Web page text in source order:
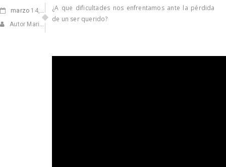
marzo 14, 2018
Autor Marisa Navarro
¿A que dificultades nos enfrentamos ante la pérdida
de un ser querido?